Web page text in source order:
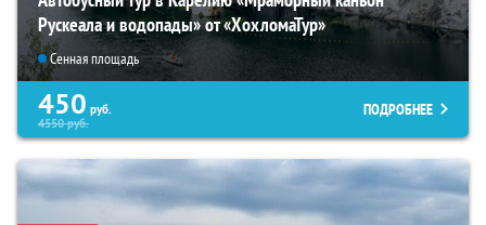
Рускеала и водопады» от «ХохломаТур»
Сенная площадь
450 руб.
4550руб.
ПОДРОБНЕЕ